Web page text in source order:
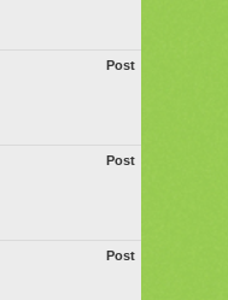
Post
Post
Post